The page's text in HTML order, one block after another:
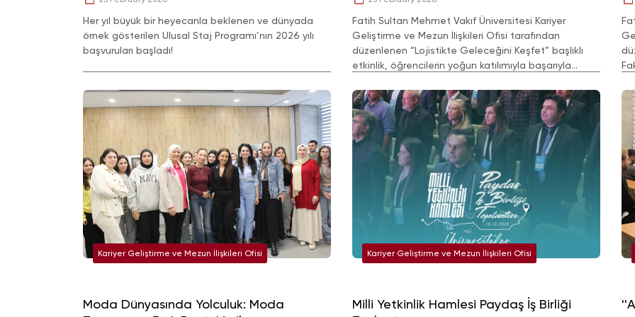
Her yıl büyük bir heyecanla beklenen ve dünyada
örnek gösterilen Ulusal Staj Programı’nın 2026 yılı
başvuruları başladı!
Fatih Sultan Mehmet Vakıf Üniversitesi Kariyer
Geliştirme ve Mezun İlişkileri Ofisi tarafından
düzenlenen “Lojistikte Geleceğini Keşfet” başlıklı
etkinlik, öğrencilerin yoğun katılımıyla başarıyla
Kariyer Geliştirme ve Mezun İlişkileri Ofisi
Moda Dünyasında Yolculuk: Moda
Kariyer Geliştirme ve Mezun İlişkileri Ofisi
Milli Yetkinlik Hamlesi Paydaş İş Birliği